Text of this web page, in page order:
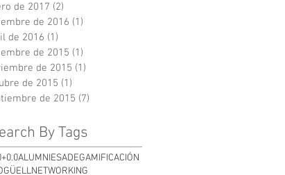
de 2017 (2)
de 2016 (1)
de 2016 (1)
de 2015 (1)
de 2015 (1)
de 2015 (1)
de 2015 (7)
By Tags
ALUMNIESADEGAMIFICACIÓN
NETWORKING